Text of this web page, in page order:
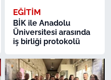
EĞİTİM
BİK ile Anadolu
Üniversitesi arasında
iş birliği protokolü